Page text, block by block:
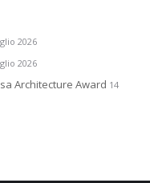
2026
2026
Architecture Award 14